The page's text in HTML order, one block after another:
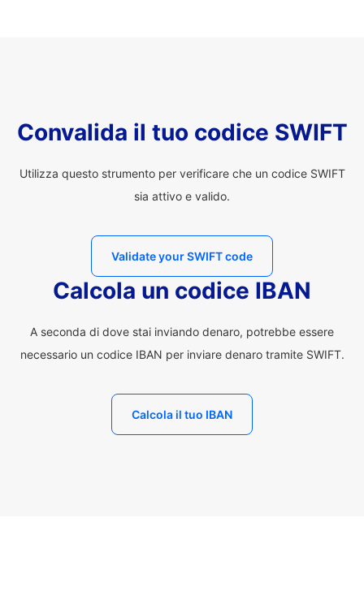
Convalida il tuo codice SWIFT
Utilizza questo strumento per verificare che un codice SWIFT
sia attivo e valido.
Validate your SWIFT code
Calcola un codice IBAN
A seconda di dove stai inviando denaro, potrebbe essere
necessario un codice IBAN per inviare denaro tramite SWIFT.
Calcola il tuo IBAN